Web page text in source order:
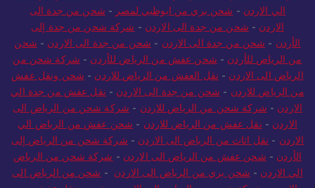
من جدة الى الاردن- شحن من جدة الى الاردن -نقل عفش من جدة
الي الاردن - شحن بري من ابوظبي لمصر-شحن من جدة الى
الاردن - شحن من جدة الى الاردن - شركة شحن من جدة إلى
الأردن
-شحن من جدة الى الاردن - شحن من جدة الى الاردن- شحن
من الرياض للأردن -شحن عفش من الرياض للأردن-شركة شحن من
الرياض الى الاردن -نقل العفش من الرياض للاردن -شحن ونقل عفش
من الرياض للاردن - شحن من جدة الى الاردن -نقل عفش من جدة الي
الاردن-شركة شحن من الرياض للاردن -شركة شحن من الرياض الى
الاردن- نقل عفش من الرياض للاردن-شحن عفش من الرياض الي
الاردن - نقل اثاث من الرياض الى الاردن -شركة شحن من الرياض إلى
الأردن -شحن عفش من الرياض الى الاردن-
شركة شحن من الرياض